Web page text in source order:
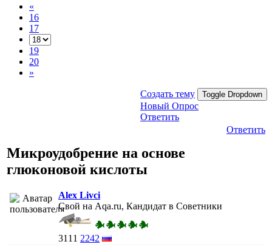
«
16
17
19
20
»
Создать тему Toggle Dropdown
Новый Опрос
Ответить
Ответить
Микроудобрение на основе
глюконовой кислоты
Alex Livci
Свой на Aqa.ru, Кандидат в Советники
3111 2242